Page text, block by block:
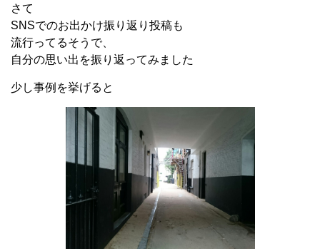
さて
SNSでのお出かけ振り返り投稿も
流行ってるそうで、
自分の思い出を振り返ってみました
少し事例を挙げると